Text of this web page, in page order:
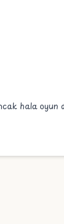
hala